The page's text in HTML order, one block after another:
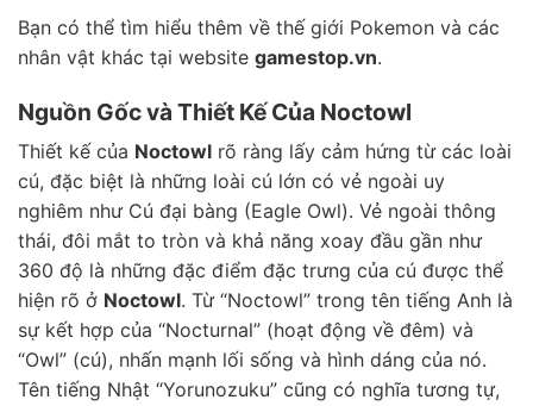
Bạn có thể tìm hiểu thêm về thế giới Pokemon và các
nhân vật khác tại website gamestop.vn.
Nguồn Gốc và Thiết Kế Của Noctowl
Thiết kế của Noctowl rõ ràng lấy cảm hứng từ các loài
cú, đặc biệt là những loài cú lớn có vẻ ngoài uy
nghiêm như Cú đại bàng (Eagle Owl). Vẻ ngoài thông
thái, đôi mắt to tròn và khả năng xoay đầu gần như
360 độ là những đặc điểm đặc trưng của cú được thể
hiện rõ ở Noctowl. Từ “Noctowl” trong tên tiếng Anh là
sự kết hợp của “Nocturnal” (hoạt động về đêm) và
“Owl” (cú), nhấn mạnh lối sống và hình dáng của nó.
Tên tiếng Nhật “Yorunozuku” cũng có nghĩa tương tự,